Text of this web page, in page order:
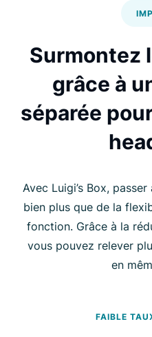
Surmontez
grâce à
séparée
Avec Luigi’s Box,
bien plus que de la
fonction. Grâce à la
vous pouvez relever
en
FAIBLE